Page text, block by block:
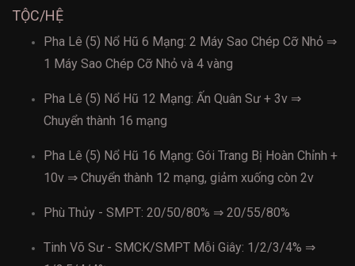
TỘC/HỆ
Pha Lê (5) Nổ Hũ 6 Mạng: 2 Máy Sao Chép Cỡ Nhỏ ⇒
1 Máy Sao Chép Cỡ Nhỏ và 4 vàng
Pha Lê (5) Nổ Hũ 12 Mạng: Ấn Quân Sư + 3v ⇒
Chuyển thành 16 mạng
Pha Lê (5) Nổ Hũ 16 Mạng: Gói Trang Bị Hoàn Chỉnh +
10v ⇒ Chuyển thành 12 mạng, giảm xuống còn 2v
Phù Thủy - SMPT: 20/50/80% ⇒ 20/55/80%
Tinh Võ Sư - SMCK/SMPT Mỗi Giây: 1/2/3/4% ⇒